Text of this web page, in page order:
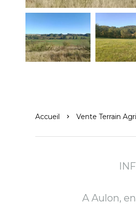
Accueil Vente Terrain
A Aulon,